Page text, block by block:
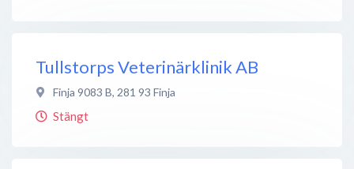
Tullstorps Veterinärklinik AB
Finja 9083 B, 281 93 Finja
Stängt